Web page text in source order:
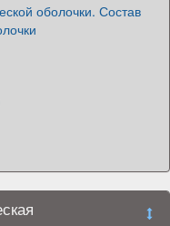
оболочки. Состав